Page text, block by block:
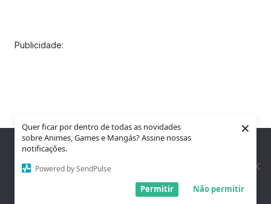
Quer ficar por dentro de todas as novidades
sobre Animes, Games e Mangás? Assine nossas
notificações.
Powered by SendPulse
Não permitir
Permitir
×
Publicidade:
Nós utilizamos cookies para garantir que você tenha a melhor
experiência em nosso site. Se você continua a usar este site,
assumimos que você está satisfeito.
Entendi!